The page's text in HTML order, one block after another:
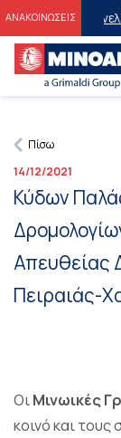
ΑΝΑΚΟΙΝΩΣΕΙΣ
των
Πίσω
14/12/2021
Κύδων
Απευθείας
Πειραιάς-
ΟιΜινωικές
κοινό και τους